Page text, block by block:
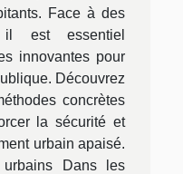
Face à des
il est essentiel
innovantes pour
Découvrez
concrètes
la sécurité et
urbain apaisé.
Dans les